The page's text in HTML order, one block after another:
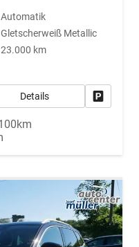
Automatik
Gletscherweiß Metallic
23.000 km
Details